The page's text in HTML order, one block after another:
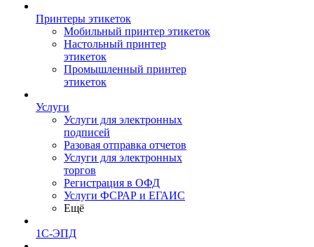
Принтеры этикеток
Мобильный принтер этикеток
Настольный принтер
этикеток
Промышленный принтер
этикеток
Услуги
Услуги для электронных
подписей
Разовая отправка отчетов
Услуги для электронных
торгов
Регистрация в ОФД
Услуги ФСРАР и ЕГАИС
Ещё
1С-ЭПД